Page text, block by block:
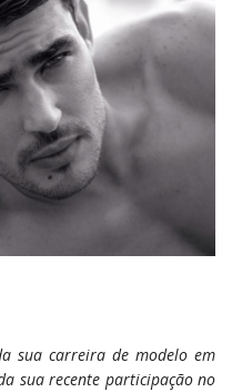
sua carreira de modelo em
sua recente participação no